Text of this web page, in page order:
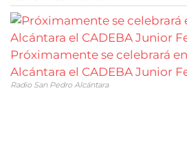
Próximamente se celebrará
Alcántara el CADEBA Junior
Radio San Pedro Alcántara